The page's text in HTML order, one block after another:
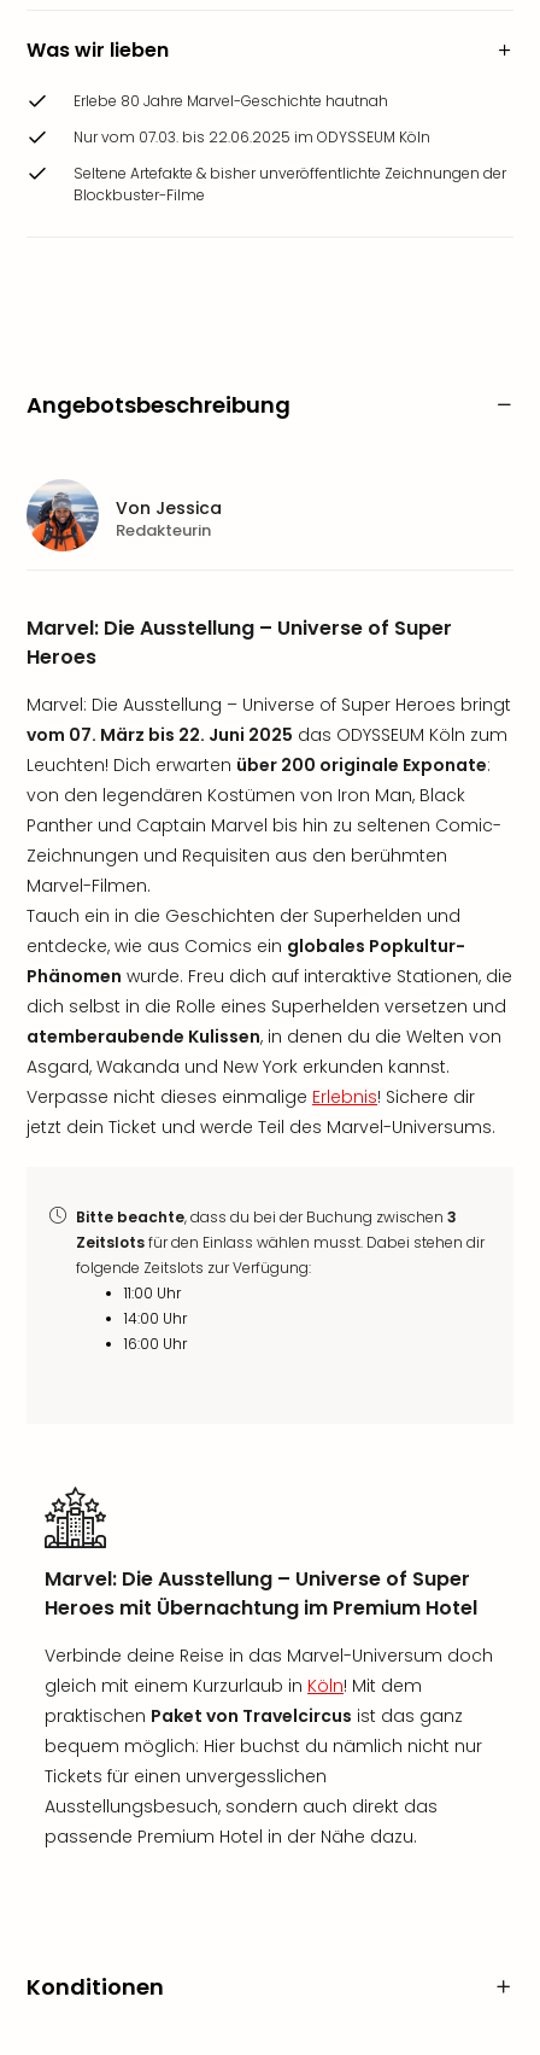
Was wir lieben
Erlebe 80 Jahre Marvel-Geschichte hautnah
Nur vom 07.03. bis 22.06.2025 im ODYSSEUM Köln
Seltene Artefakte & bisher unveröffentlichte Zeichnungen der
Blockbuster-Filme
Angebotsbeschreibung
Marvel: Die Ausstellung – Universe of Super
Heroes
Marvel: Die Ausstellung – Universe of Super Heroes bringt
vom 07. März bis 22. Juni 2025 das ODYSSEUM Köln zum
Leuchten! Dich erwarten über 200 originale Exponate:
von den legendären Kostümen von Iron Man, Black
Panther und Captain Marvel bis hin zu seltenen Comic-
Zeichnungen und Requisiten aus den berühmten
Marvel-Filmen.
Tauch ein in die Geschichten der Superhelden und
entdecke, wie aus Comics ein globales Popkultur-
Phänomen wurde. Freu dich auf interaktive Stationen, die
dich selbst in die Rolle eines Superhelden versetzen und
atemberaubende Kulissen, in denen du die Welten von
Asgard, Wakanda und New York erkunden kannst.
Verpasse nicht dieses einmalige Erlebnis! Sichere dir
jetzt dein Ticket und werde Teil des Marvel-Universums.
Bitte beachte, dass du bei der Buchung zwischen 3
Zeitslotsfür den Einlass wählen musst. Dabei stehen dir
folgende Zeitslots zur Verfügung:
11:00 Uhr
14:00 Uhr
16:00 Uhr
Marvel: Die Ausstellung – Universe of Super
Heroes mit Übernachtung im Premium Hotel
Verbinde deine Reise in das Marvel-Universum doch
gleich mit einem Kurzurlaub in Köln! Mit dem
praktischen Paket von Travelcircus ist das ganz
bequem möglich: Hier buchst du nämlich nicht nur
Tickets für einen unvergesslichen
Ausstellungsbesuch, sondern auch direkt das
passende Premium Hotel in der Nähe dazu.
Von Jessica
Redakteurin
Konditionen